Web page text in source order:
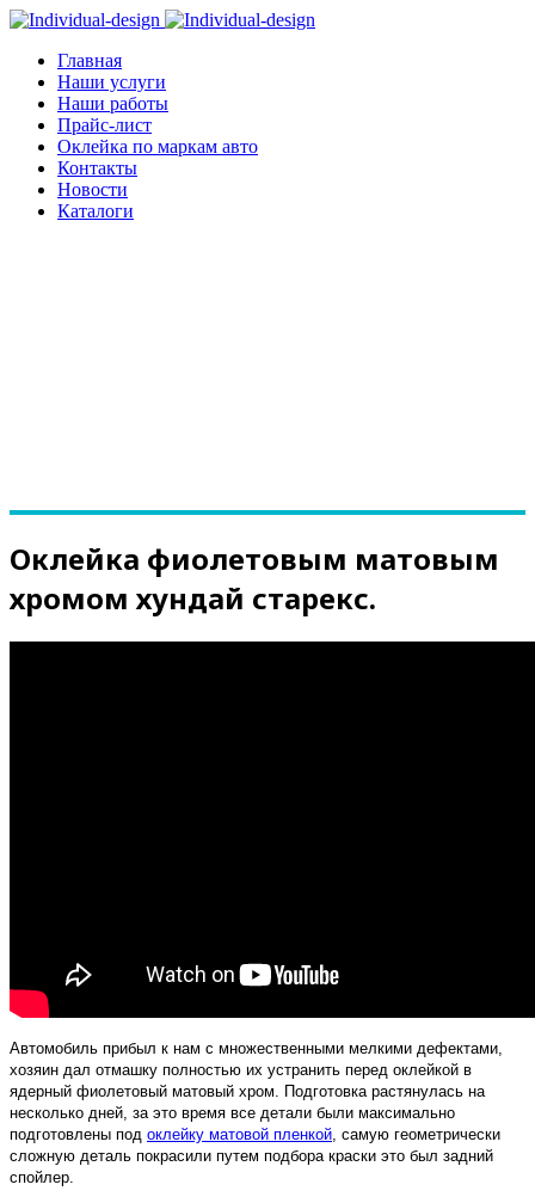
Главная
Наши услуги
Наши работы
Прайс-лист
Оклейка по маркам авто
Контакты
Новости
Каталоги
Оклейка фиолетовым матовым
хромом хундай старекс.
Автомобиль прибыл к нам с множественными мелкими дефектами,
хозяин дал отмашку полностью их устранить перед оклейкой в
ядерный фиолетовый матовый хром. Подготовка растянулась на
несколько дней, за это время все детали были максимально
подготовлены под оклейку матовой пленкой, самую геометрически
сложную деталь покрасили путем подбора краски это был задний
спойлер.